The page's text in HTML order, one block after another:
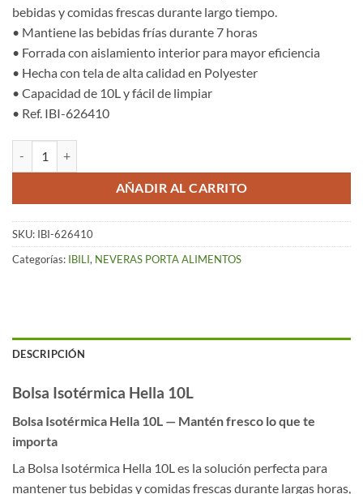
bebidas y comidas frescas durante largo tiempo.
• Mantiene las bebidas frías durante 7 horas
• Forrada con aislamiento interior para mayor eficiencia
• Hecha con tela de alta calidad en Polyester
• Capacidad de 10L y fácil de limpiar
• Ref. IBI-626410
AÑADIR AL CARRITO
SKU: IBI-626410
Categorías: IBILI, NEVERAS PORTA ALIMENTOS
DESCRIPCIÓN
Bolsa Isotérmica Hella 10L
Bolsa Isotérmica Hella 10L — Mantén fresco lo que te
importa
La Bolsa Isotérmica Hella 10L es la solución perfecta para
mantener tus bebidas y comidas frescas durante largas horas,